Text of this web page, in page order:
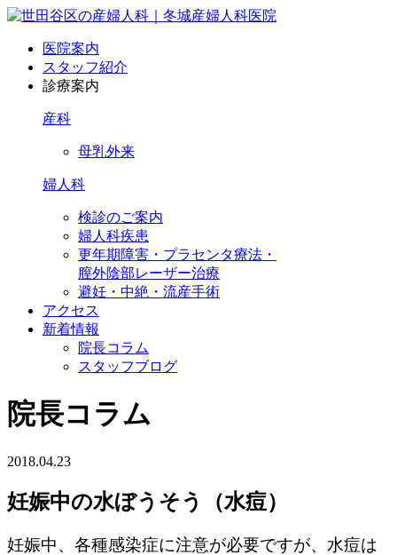
医院案内
スタッフ紹介
診療案内
産科
母乳外来
婦人科
検診のご案内
婦人科疾患
更年期障害・プラセンタ療法・
膣外陰部レーザー治療
避妊・中絶・流産手術
アクセス
新着情報
院長コラム
スタッフブログ
院長コラム
2018.04.23
妊娠中の水ぼうそう（水痘）
妊娠中、各種感染症に注意が必要ですが、水痘は